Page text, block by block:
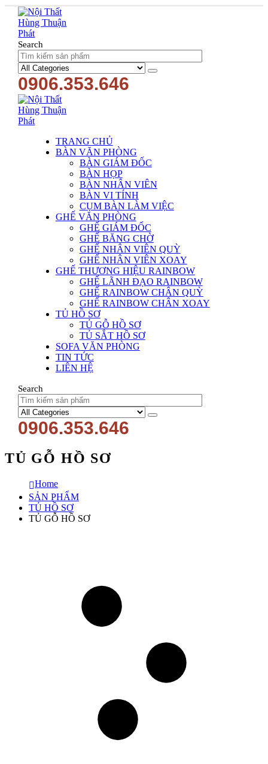
Search
0906.353.646
TRANG CHỦ
BÀN VĂN PHÒNG
BÀN GIÁM ĐỐC
BÀN HỌP
BÀN NHÂN VIÊN
BÀN VI TÍNH
CỤM BÀN LÀM VIỆC
GHẾ VĂN PHÒNG
GHẾ GIÁM ĐỐC
GHẾ BĂNG CHỜ
GHẾ NHÂN VIÊN QUỲ
GHẾ NHÂN VIÊN XOAY
GHẾ THƯƠNG HIỆU RAINBOW
GHẾ LÃNH ĐẠO RAINBOW
GHẾ RAINBOW CHÂN QUỲ
GHẾ RAINBOW CHÂN XOAY
TỦ HỒ SƠ
TỦ GỖ HỒ SƠ
TỦ SẮT HỒ SƠ
SOFA VĂN PHÒNG
TIN TỨC
LIÊN HỆ
Search
0906.353.646
TỦ GỖ HỒ SƠ
Home
SẢN PHẨM
TỦ HỒ SƠ
TỦ GỖ HỒ SƠ